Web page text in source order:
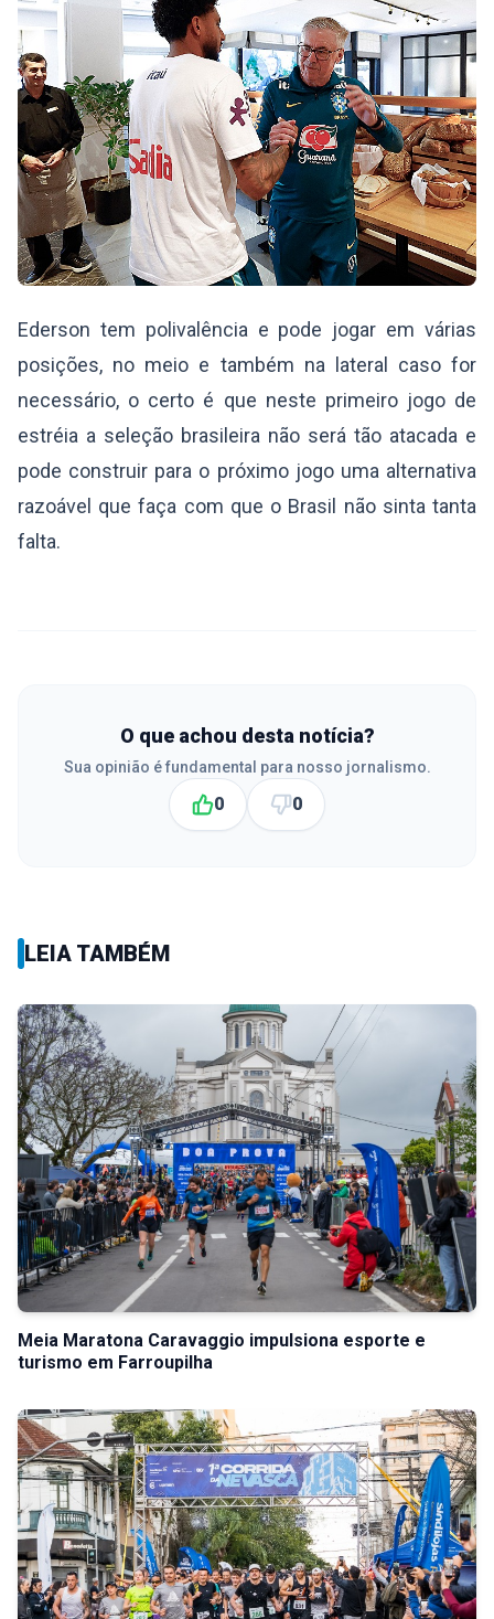
Ederson tem polivalência e pode jogar em várias
posições, no meio e também na lateral caso for
necessário, o certo é que neste primeiro jogo de
estréia a seleção brasileira não será tão atacada e
pode construir para o próximo jogo uma alternativa
razoável que faça com que o Brasil não sinta tanta
falta.
O que achou desta notícia?
Sua opinião é fundamental para nosso jornalismo.
0 0
LEIA TAMBÉM
Meia Maratona Caravaggio impulsiona esporte e
turismo em Farroupilha